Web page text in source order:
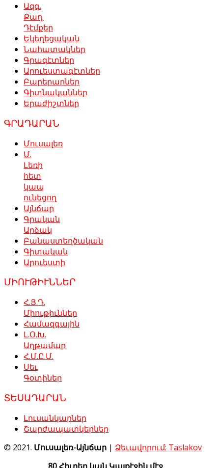
Ազգ.
Քաղ.
Դէմքեր
Եկեղեցական
Նահատակներ
Գրագէտներ
Արուեստագէտներ
Բարերարներ
Գիտնականներ
Երաժիշտներ
ԳՐԱԴԱՐԱՆ
Մուսալեռ
Մ.
Լեռի
հետ
կապ
ունեցող
Այնճար
Գրական
Արձակ
Բանաստեղծական
Գիտական
Արուեստի
ՄԻՈՒԹԻՒՆՆԵՐ
Հ.Յ.Դ.
Միութիւններ
Համազգային
Լ.Օ.Խ.
Աղթամար
Հ.Մ.Ը.Մ.
Սեւ
Գօտիներ
ՏԵՍԱԴԱՐԱՆ
Լուսանկարներ
Շարժապատկերներ
© 2021. Մուսալեռ-Այնճար | Ձեւավորում: Taslakov
80 Հիւրեր կան Կայքէջին մէջ